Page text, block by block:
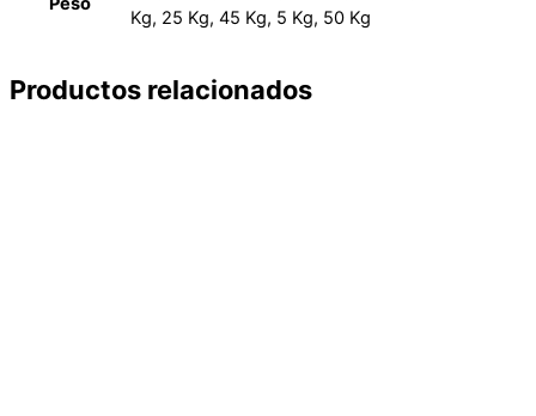
Kg, 25 Kg, 45 Kg, 5 Kg, 50 Kg
Productos relacionados